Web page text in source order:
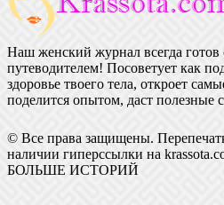
Наш женский журнал всегда готов
путеводителем! Посоветует как
здоровье твоего тела, откроет
поделится опытом, даст полезные
© Все права защищены.
наличии гиперссылки на
БОЛЬШЕ ИСТОРИЙ